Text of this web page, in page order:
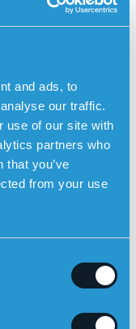
and ads, to
our traffic.
use of our site with
partners who
that you’ve
from your use
, hvilket
brugeren, at